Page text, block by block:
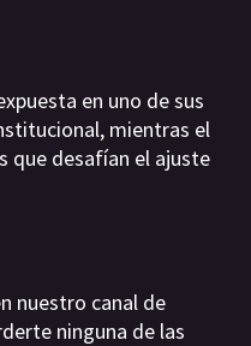
en uno de sus
mientras el
que desafían el ajuste
nuestro canal de
ninguna de las